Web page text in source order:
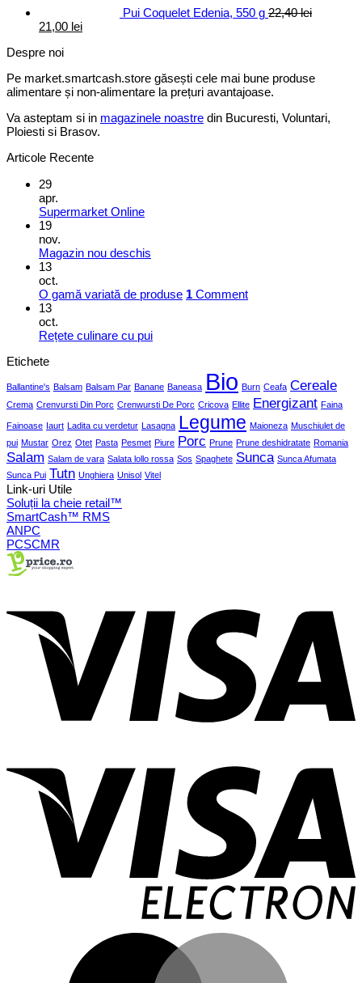
Pui Coquelet Edenia, 550 g 22,40lei
Prețul
a
22,40 lei.
21,00 leiPrețul
Despre noi
Pe market.smartcash.store găsești cele mai bune produse
alimentare și non-alimentare la prețuri avantajoase.
Va asteptam si in magazinele noastre din Bucuresti, Voluntari,
Ploiesti si Brasov.
Articole Recente
29
apr.
Supermarket Online
19
nov.
Magazin nou deschis
13
oct.
O gamă variată de produse 1 Comment
13
oct.
Rețete culinare cu pui
Etichete
Ballantine's Balsam Balsam Par Banane Baneasa Bio Burn Ceafa Cereale
Crema Crenvursti Din Porc Crenwursti De Porc Cricova Ellite Energizant Faina
Fainoase Iaurt Ladita cu verdetur Lasagna Legume Maioneza Muschiulet de
pui Mustar Orez Otet Pasta Pesmet Piure Porc Prune Prune deshidratate Romania
Salam Salam de vara Salata lollo rossa Sos Spaghete Sunca Sunca Afumata
Sunca Pui Tutn Unghiera Unisol Vitel
Link-uri Utile
Soluții la cheie retail™
SmartCash™ RMS
ANPC
PCSCMR